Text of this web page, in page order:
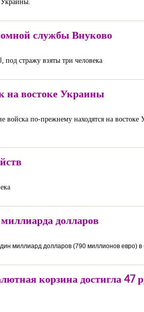
службы Внуково
стражу взяты три человека
на востоке Украины
по-прежнему находятся на
долларов
миллиард долларов (790 миллионов евро)
корзина достигла 47